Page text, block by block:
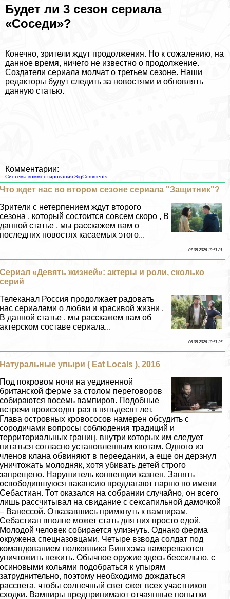
Будет ли 3 сезон сериала
«Соседи»?
Конечно, зрители ждут продолжения. Но к сожалению, на
данное время, ничего не известно о продолжение.
Создатели сериала молчат о третьем сезоне. Наши
редакторы будут следить за новостями и обновлять
данную статью.
Комментарии:
Система комментирования SigComments
Что ждет нас во втором сезоне сериала "Защитник"?
Зрители с нетерпением ждут второго
сезона , который состоится совсем скоро , В
данной статье , мы расскажем вам о
последних новостях касаемых этого...
07 08 2026 19:51:31
Сериал «Девять жизней»: актеры и роли, сколько
серий
Телеканал Россия продолжает радовать
нас сериалами о любви и красивой жизни ,
В данной статье , мы расскажем вам об
актерском составе сериала...
06 08 2026 10:51:25
Натуральные упыри ( Eat Locals ), 2016
Под покровом ночи на уединенной
британской ферме за столом переговоров
собираются восемь вампиров. Подобные
встречи происходят раз в пятьдесят лет.
Глава островных кровососов намерен обсудить с
сородичами вопросы соблюдения традиций и
территориальных границ, внутри которых им следует
питаться согласно установленным квотам. Одного из
члeнов клана обвиняют в переедании, а еще он дерзнул
уничтожать молодняк, хотя убивать детей строго
запрещено. Нарушитель конвенции казнен. Занять
освободившуюся вакансию предлагают парню по имени
Себастиан. Тот оказался на собрании случайно, он всего
лишь рассчитывал на свидание с ceкcапильной дамочкой
– Ванессой. Отказавшись примкнуть к вампирам,
Себастиан вполне может стать для них просто едой.
Молодой человек собирается улизнуть. Однако ферма
окружена спецназовцами. Четыре взвода солдат под
комaндованием полковника Бингхэма намереваются
уничтожить нежить. Обычное оружие здесь бессильно, с
осиновыми кольями подобраться к упырям
затруднительно, поэтому необходимо дождаться
рассвета, чтобы солнечный свет сжег всех участников
сходки. Вампиры предпринимают отчаянные попытки